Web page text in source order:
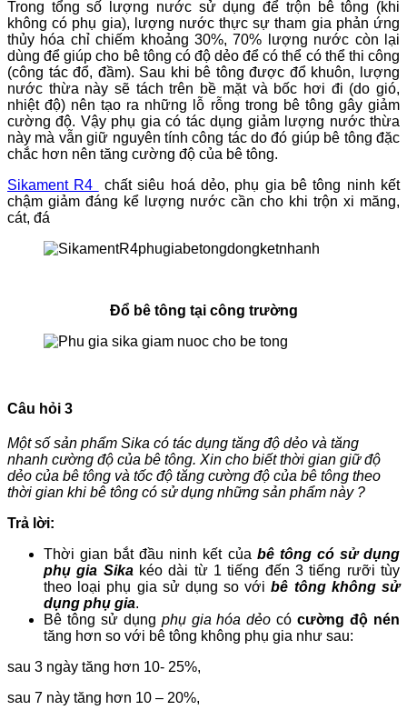
Trong tổng số lượng nước sử dụng để trộn bê tông (khi
không có phụ gia), lượng nước thực sự tham gia phản ứng
thủy hóa chỉ chiếm khoảng 30%, 70% lượng nước còn lại
dùng để giúp cho bê tông có độ dẻo để có thể có thể thi công
(công tác đổ, đầm). Sau khi bê tông được đổ khuôn, lượng
nước thừa này sẽ tách trên bề mặt và bốc hơi đi (do gió,
nhiệt độ) nên tạo ra những lỗ rỗng trong bê tông gây giảm
cường độ. Vậy phụ gia có tác dụng giảm lượng nước thừa
này mà vẫn giữ nguyên tính công tác do đó giúp bê tông đặc
chắc hơn nên tăng cường độ của bê tông.
Sikament R4
chất siêu hoá dẻo, phụ gia bê tông ninh kết
chậm giảm đáng kể lượng nước cần cho khi trộn xi măng,
cát, đá
Đổ bê tông tại công trường
Câu hỏi 3
Một số sản phẩm Sika có tác dụng tăng độ dẻo và tăng
nhanh cường độ của bê tông. Xin cho biết thời gian giữ độ
dẻo của bê tông và tốc độ tăng cường độ của bê tông theo
thời gian khi bê tông có sử dụng những sản phẩm này ?
Trả lời:
Thời gian bắt đầu ninh kết của bê tông có sử dụng
phụ gia Sikakéo dài từ 1 tiếng đến 3 tiếng rưỡi tùy
theo loại phụ gia sử dụng so vớibê tông không sử
dụng phụ gia.
Bê tông sử dụng phụ gia hóa dẻo cócường độ nén
tăng hơn so với bê tông không phụ gia như sau:
sau 3 ngày tăng hơn 10- 25%,
sau 7 này tăng hơn 10 – 20%,